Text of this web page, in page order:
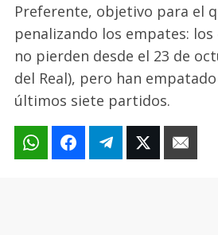
Preferente, objetivo para el
penalizando los empates: los
no pierden desde el 23 de
del Real), pero han
últimos siete partidos.